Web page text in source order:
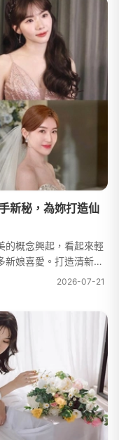
新秘，為妳打造仙
的概念興起，看起來輕
娘喜愛。打造清新自
了要能夠呈現新娘的優
2026-07-21